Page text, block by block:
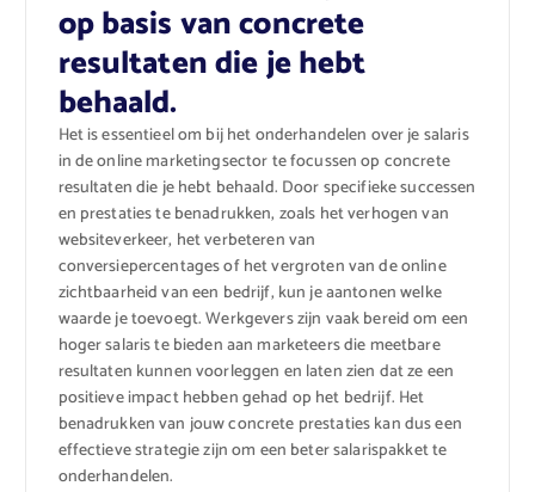
op basis van concrete
resultaten die je hebt
behaald.
Het is essentieel om bij het onderhandelen over je salaris
in de online marketingsector te focussen op concrete
resultaten die je hebt behaald. Door specifieke successen
en prestaties te benadrukken, zoals het verhogen van
websiteverkeer, het verbeteren van
conversiepercentages of het vergroten van de online
zichtbaarheid van een bedrijf, kun je aantonen welke
waarde je toevoegt. Werkgevers zijn vaak bereid om een
hoger salaris te bieden aan marketeers die meetbare
resultaten kunnen voorleggen en laten zien dat ze een
positieve impact hebben gehad op het bedrijf. Het
benadrukken van jouw concrete prestaties kan dus een
effectieve strategie zijn om een beter salarispakket te
onderhandelen.